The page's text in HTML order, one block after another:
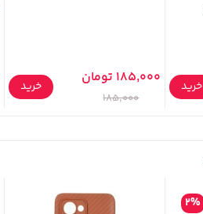
خرید 185,000 تومان
185,000
خرید
2%